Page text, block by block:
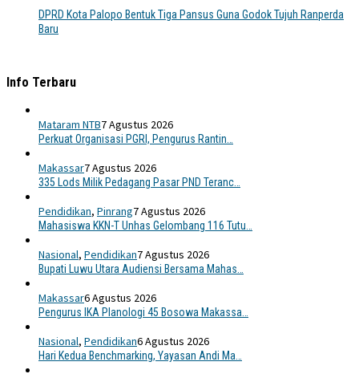
DPRD Kota Palopo Bentuk Tiga Pansus Guna Godok Tujuh Ranperda
Baru
Info Terbaru
Mataram NTB7 Agustus 2026
Perkuat Organisasi PGRI, Pengurus Rantin…
Makassar7 Agustus 2026
335 Lods Milik Pedagang Pasar PND Teranc…
Pendidikan, Pinrang7 Agustus 2026
Mahasiswa KKN-T Unhas Gelombang 116 Tutu…
Nasional, Pendidikan7 Agustus 2026
Bupati Luwu Utara Audiensi Bersama Mahas…
Makassar6 Agustus 2026
Pengurus IKA Planologi 45 Bosowa Makassa…
Nasional, Pendidikan6 Agustus 2026
Hari Kedua Benchmarking, Yayasan Andi Ma…